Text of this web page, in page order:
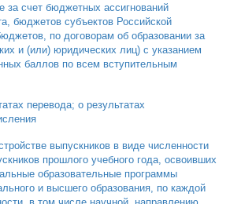
за счет бюджетных ассигнований
бюджетов субъектов Российской
по договорам об образовании за
и (или) юридических лиц) с указанием
баллов по всем вступительным
перевода; о результатах
выпускников в виде численности
прошлого учебного года, освоивших
образовательные программы
и высшего образования, по каждой